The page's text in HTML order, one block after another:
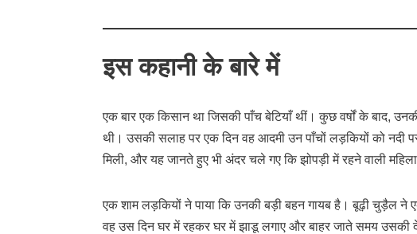
इस कहानी के बारे में
एक बार एक किसान था जिसकी पाँच बेटियाँ थीं। कुछ वर्षों के बाद,
थी। उसकी सलाह पर एक दिन वह आदमी उन पाँचों लड़कियों को नदी
मिली, और यह जानते हुए भी अंदर चले गए कि झोपड़ी में रहने वाली
एक शाम लड़कियों ने पाया कि उनकी बड़ी बहन गायब है। बूढ़ी चुड़ैल
वह उस दिन घर में रहकर घर में झाडू लगाए और बाहर जाते समय